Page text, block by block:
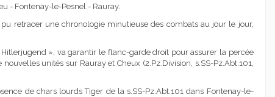
- Fontenay-le-Pesnel - Rauray.
retracer une chronologie minutieuse des combats au jour le jour,
», va garantir le flanc-garde droit pour assurer la percée
unités sur Rauray et Cheux (2.Pz.Division, s.SS-Pz.Abt.101,
de chars lourds Tiger de la s.SS-Pz.Abt.101 dans Fontenay-le-